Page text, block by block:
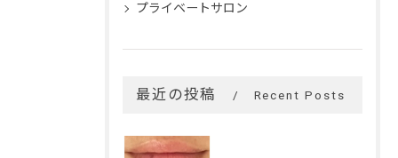
プライベートサロン
最近の投稿 Recent Posts